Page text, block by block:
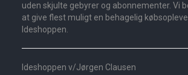
uden skjulte gebyrer og abonnementer. Vi
at give flest muligt en behagelig
Ideshoppen.
Ideshoppen v/Jørgen Clausen